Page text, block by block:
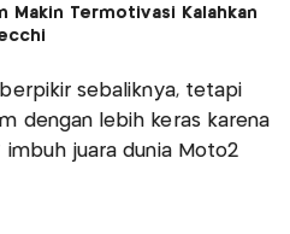
Makin Termotivasi Kalahkan
sebaliknya, tetapi
dengan lebih keras karena
imbuh juara dunia Moto2